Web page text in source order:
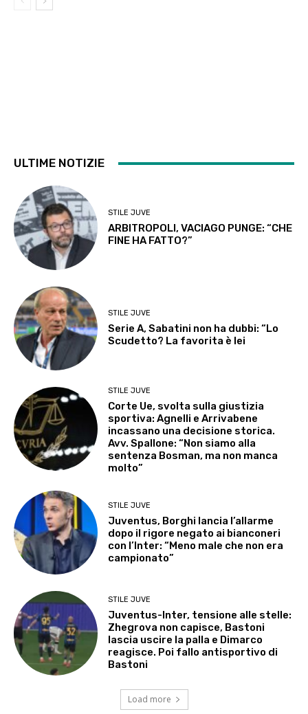
ULTIME NOTIZIE
STILE JUVE
ARBITROPOLI, VACIAGO PUNGE: “CHE
FINE HA FATTO?”
STILE JUVE
Serie A, Sabatini non ha dubbi: “Lo
Scudetto? La favorita è lei
STILE JUVE
Corte Ue, svolta sulla giustizia
sportiva: Agnelli e Arrivabene
incassano una decisione storica.
Avv. Spallone: “Non siamo alla
sentenza Bosman, ma non manca
molto”
STILE JUVE
Juventus, Borghi lancia l’allarme
dopo il rigore negato ai bianconeri
con l’Inter: “Meno male che non era
campionato”
STILE JUVE
Juventus-Inter, tensione alle stelle:
Zhegrova non capisce, Bastoni
lascia uscire la palla e Dimarco
reagisce. Poi fallo antisportivo di
Bastoni
Load more